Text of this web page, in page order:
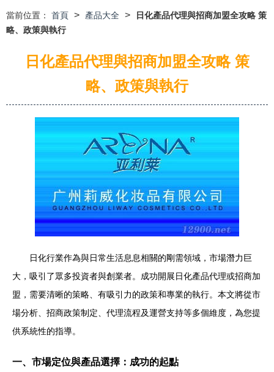
當前位置： 首頁 > 產品大全 >
日化產品代理與招商加盟全攻略 策
略、政策與執行
日化產品代理與招商加盟全攻略 策
略、政策與執行
日化行業作為與日常生活息息相關的剛需領域，市場潛力巨
大，吸引了眾多投資者與創業者。成功開展日化產品代理或招商加
盟，需要清晰的策略、有吸引力的政策和專業的執行。本文將從市
場分析、招商政策制定、代理流程及運營支持等多個維度，為您提
供系統性的指導。
一、市場定位與產品選擇：成功的起點